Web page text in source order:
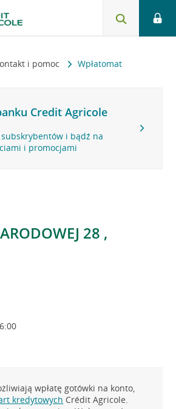
i pomoc Wpłatomat
Credit Agricole
subskrybentów i bądź na
i promocjami
28 ,
wpłatę gotówki na konto,
kredytowych Crédit Agricole.